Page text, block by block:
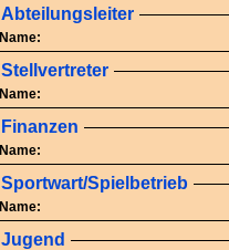
Abteilungsleiter
Name:
Stellvertreter
Name:
Finanzen
Name:
Sportwart/Spielbetrieb
Name:
Jugend